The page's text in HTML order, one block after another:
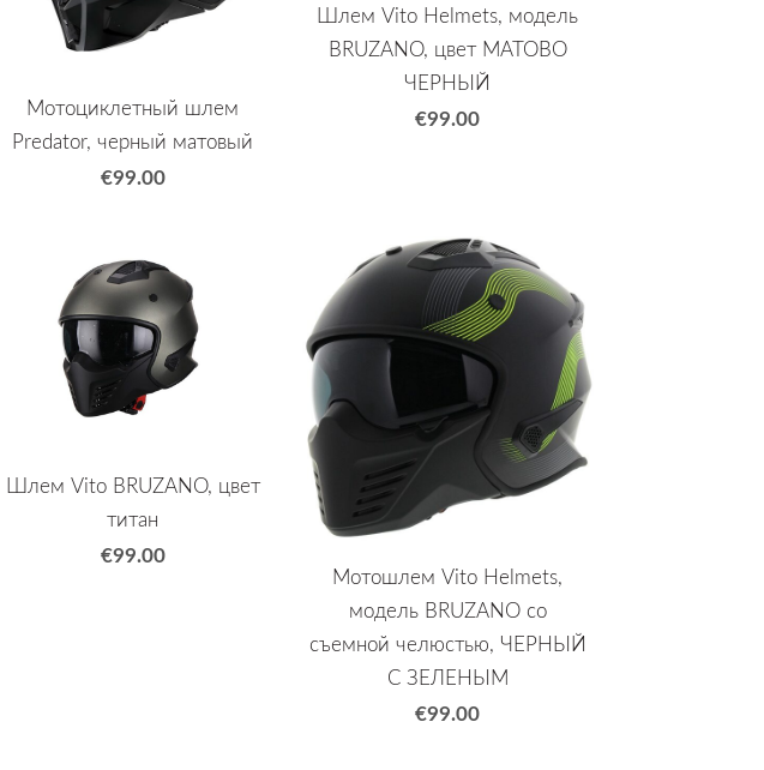
Мотоциклетный шлем
Predator, черный матовый
€99.00
Шлем Vito Helmets, модель
BRUZANO, цвет МАТОВО
ЧЕРНЫЙ
€99.00
Шлем Vito BRUZANO, цвет
титан
€99.00
Мотошлем Vito Helmets,
модель BRUZANO со
съемной челюстью, ЧЕРНЫЙ
С ЗЕЛЕНЫМ
€99.00